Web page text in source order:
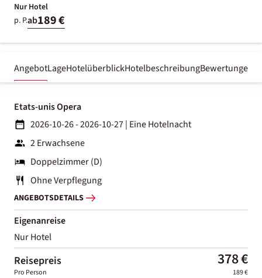
Nur Hotel
p. P.ab189 €
AngebotLageHotelüberblickHotelbeschreibungBewertungen
Etats-unis Opera
2026-10-26 - 2026-10-27| Eine Hotelnacht
2 Erwachsene
Doppelzimmer (D)
Ohne Verpflegung
ANGEBOTSDETAILS
Eigenanreise
Nur Hotel
Reisepreis 378 €
Pro Person 189 €